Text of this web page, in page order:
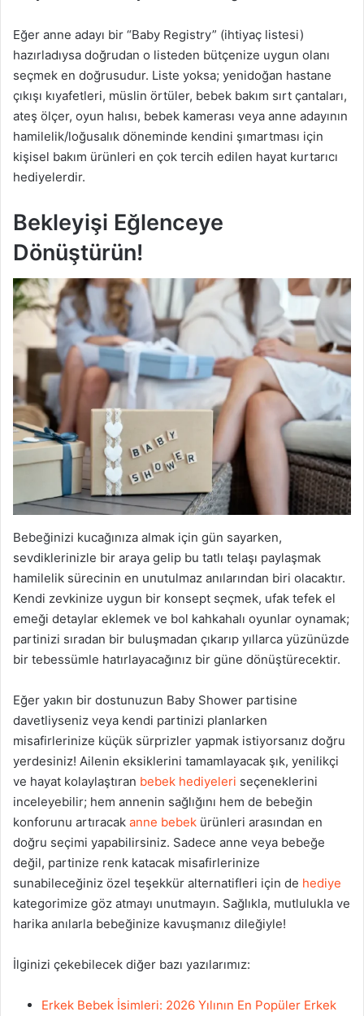
Eğer anne adayı bir “Baby Registry” (ihtiyaç listesi)
hazırladıysa doğrudan o listeden bütçenize uygun olanı
seçmek en doğrusudur. Liste yoksa; yenidoğan hastane
çıkışı kıyafetleri, müslin örtüler, bebek bakım sırt çantaları,
ateş ölçer, oyun halısı, bebek kamerası veya anne adayının
hamilelik/loğusalık döneminde kendini şımartması için
kişisel bakım ürünleri en çok tercih edilen hayat kurtarıcı
hediyelerdir.
Bekleyişi Eğlenceye
Dönüştürün!
Bebeğinizi kucağınıza almak için gün sayarken,
sevdiklerinizle bir araya gelip bu tatlı telaşı paylaşmak
hamilelik sürecinin en unutulmaz anılarından biri olacaktır.
Kendi zevkinize uygun bir konsept seçmek, ufak tefek el
emeği detaylar eklemek ve bol kahkahalı oyunlar oynamak;
partinizi sıradan bir buluşmadan çıkarıp yıllarca yüzünüzde
bir tebessümle hatırlayacağınız bir güne dönüştürecektir.
Eğer yakın bir dostunuzun Baby Shower partisine
davetliyseniz veya kendi partinizi planlarken
misafirlerinize küçük sürprizler yapmak istiyorsanız doğru
yerdesiniz! Ailenin eksiklerini tamamlayacak şık, yenilikçi
ve hayat kolaylaştıran bebek hediyeleri seçeneklerini
inceleyebilir; hem annenin sağlığını hem de bebeğin
konforunu artıracak anne bebek ürünleri arasından en
doğru seçimi yapabilirsiniz. Sadece anne veya bebeğe
değil, partinize renk katacak misafirlerinize
sunabileceğiniz özel teşekkür alternatifleri için de hediye
kategorimize göz atmayı unutmayın. Sağlıkla, mutlulukla ve
harika anılarla bebeğinize kavuşmanız dileğiyle!
İlginizi çekebilecek diğer bazı yazılarımız:
Erkek Bebek İsimleri: 2026 Yılının En Popüler Erkek